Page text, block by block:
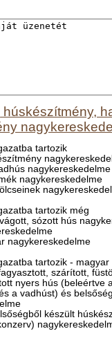
tartozik
nagykereskedelme
nagykereskedelme
tartozik még
sózott hús
nagykereskedelme
tartozik -
szárított,
nyers hús (beleértve
a vadhúst) és belsőség
készült